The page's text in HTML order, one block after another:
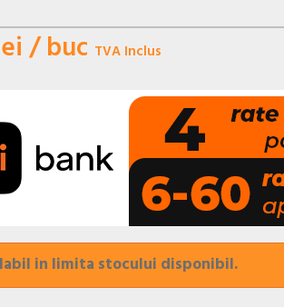
/ buc TVA Inclus
in limita stocului disponibil.